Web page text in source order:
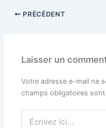
PRÉCÉDENT
Laisser un
Votre adresse e-mail ne
champs obligatoires
ici…